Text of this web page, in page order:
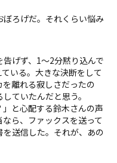
ろげだ。それくらい悩み
告げず、1〜2分黙り込んで
いる。大きな決断をして
離れる寂しさだったの
ていたんだと思う。
」と心配する鈴木さんの声
ら、ファックスを送って
送信した。それが、あの